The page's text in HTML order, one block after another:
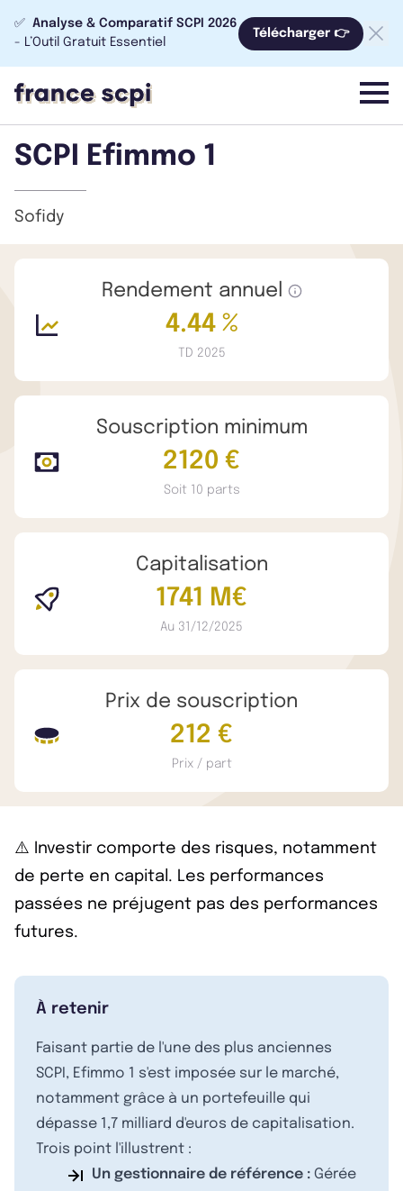
✅ Analyse & Comparatif SCPI 2026
- L’Outil Gratuit Essentiel
Télécharger 👉
menu
SCPI Efimmo 1
Sofidy
Rendement annuel
4.44 %
TD 2025
Souscription minimum
2120 €
Soit 10 parts
Capitalisation
1741 M€
Au 31/12/2025
Prix de souscription
212 €
Prix / part
⚠️ Investir comporte des risques, notamment
de perte en capital. Les performances
passées ne préjugent pas des performances
futures.
À retenir
Faisant partie de l'une des plus anciennes
SCPI, Efimmo 1 s'est imposée sur le marché,
notamment grâce à un portefeuille qui
dépasse 1,7 milliard d'euros de capitalisation.
Trois point l'illustrent :
Un gestionnaire de référence : Gérée